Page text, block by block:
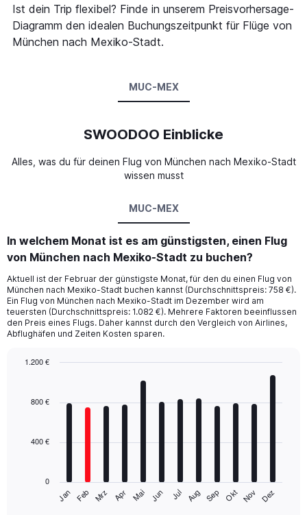
Ist dein Trip flexibel? Finde in unserem Preisvorhersage-
Diagramm den idealen Buchungszeitpunkt für Flüge von
München nach Mexiko-Stadt.
MUC-MEX
SWOODOO Einblicke
Alles, was du für deinen Flug von München nach Mexiko-Stadt
wissen musst
MUC-MEX
In welchem Monat ist es am günstigsten, einen Flug
von München nach Mexiko-Stadt zu buchen?
Aktuell ist der Februar der günstigste Monat, für den du einen Flug von
München nach Mexiko-Stadt buchen kannst (Durchschnittspreis: 758 €).
Ein Flug von München nach Mexiko-Stadt im Dezember wird am
teuersten (Durchschnittspreis: 1.082 €). Mehrere Faktoren beeinflussen
den Preis eines Flugs. Daher kannst durch den Vergleich von Airlines,
Abflughäfen und Zeiten Kosten sparen.
with
The
Jan Feb Mrz Apr Mai Jun Jul Aug Sep Okt Nov Dez
0
400 €
800 €
1.200 €